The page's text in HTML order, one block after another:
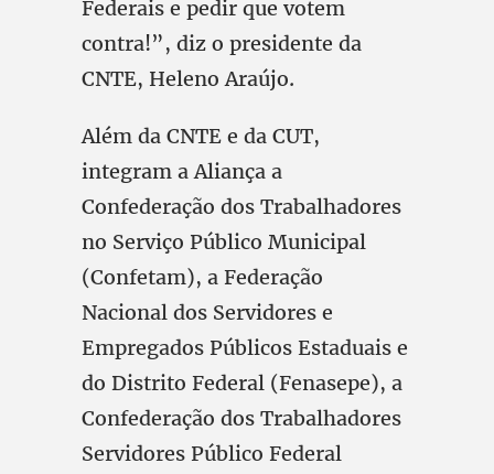
Federais e pedir que votem
contra!”, diz o presidente da
CNTE, Heleno Araújo.
Além da CNTE e da CUT,
integram a Aliança a
Confederação dos Trabalhadores
no Serviço Público Municipal
(Confetam), a Federação
Nacional dos Servidores e
Empregados Públicos Estaduais e
do Distrito Federal (Fenasepe), a
Confederação dos Trabalhadores
Servidores Público Federal